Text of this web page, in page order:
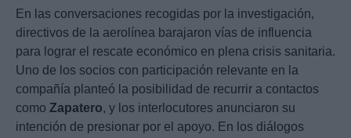
En las conversaciones recogidas por la investigación,
directivos de la aerolínea barajaron vías de influencia
para lograr el rescate económico en plena crisis sanitaria.
Uno de los socios con participación relevante en la
compañía planteó la posibilidad de recurrir a contactos
como Zapatero, y los interlocutores anunciaron su
intención de presionar por el apoyo. En los diálogos